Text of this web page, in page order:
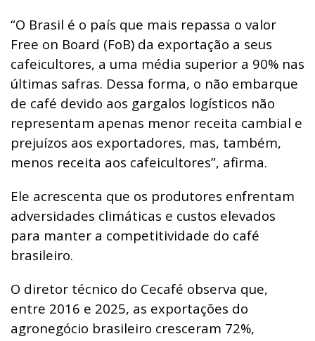
“O Brasil é o país que mais repassa o valor
Free on Board (FoB) da exportação a seus
cafeicultores, a uma média superior a 90% nas
últimas safras. Dessa forma, o não embarque
de café devido aos gargalos logísticos não
representam apenas menor receita cambial e
prejuízos aos exportadores, mas, também,
menos receita aos cafeicultores”, afirma.
Ele acrescenta que os produtores enfrentam
adversidades climáticas e custos elevados
para manter a competitividade do café
brasileiro.
O diretor técnico do Cecafé observa que,
entre 2016 e 2025, as exportações do
agronegócio brasileiro cresceram 72%,